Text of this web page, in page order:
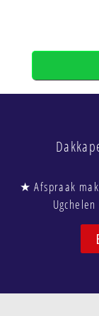
★ Afspraak